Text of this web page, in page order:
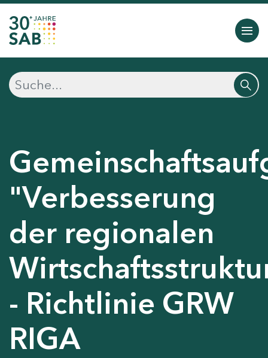
"Verbesserung
der regionalen
- Richtlinie GRW
RIGA